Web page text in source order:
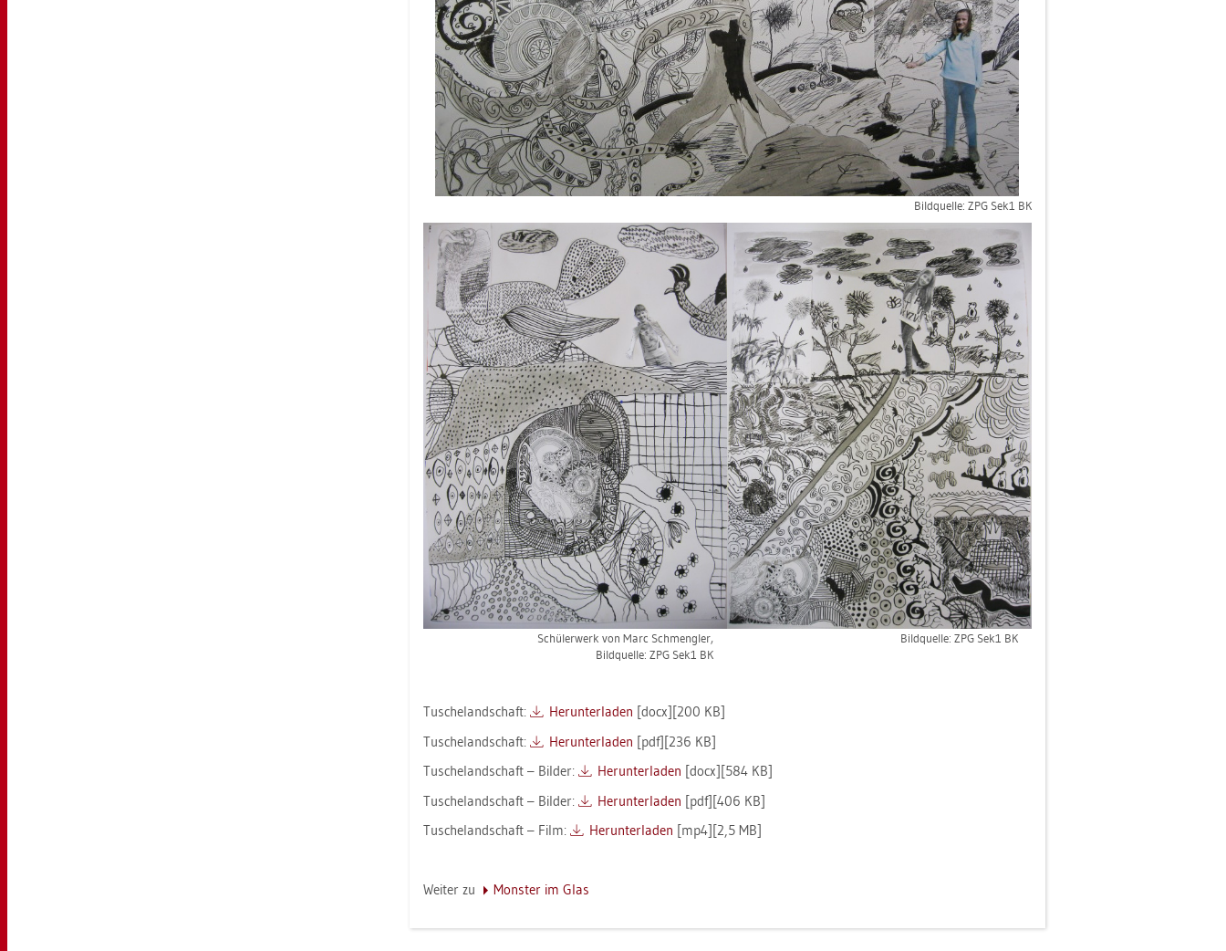
Bild­quel­le: ZPG Sek1 BK
Schü­ler­werk von Marc Schmeng­ler,
Bild­quel­le: ZPG Sek1 BK
Bild­quel­le: ZPG Sek1 BK
Tu­sche­land­schaft: Her­un­ter­la­den [docx][200 KB]
Tu­sche­land­schaft:
Her­un­ter­la­den [pdf][236 KB]
Tu­sche­land­schaft – Bil­der:
Her­un­ter­la­den [docx][584 KB]
Tu­sche­land­schaft – Bil­der:
Her­un­ter­la­den [pdf][406 KB]
Tu­sche­land­schaft – Film:
Her­un­ter­la­den [mp4][2,5 MB]
Wei­ter zu Mons­ter im Glas